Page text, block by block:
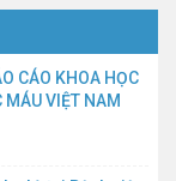
CÁO KHOA HỌC
MÁU VIỆT NAM